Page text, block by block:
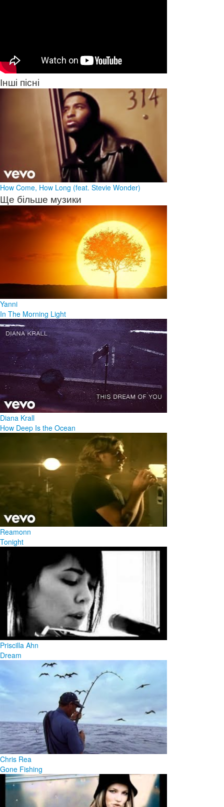
Інші пісні
How Come, How Long (feat. Stevie Wonder)
Ще більше музики
Yanni
In The Morning Light
Diana Krall
How Deep Is the Ocean
Reamonn
Tonight
Priscilla Ahn
Dream
Chris Rea
Gone Fishing